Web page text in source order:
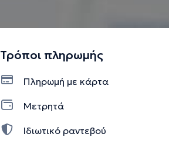
Τρόποι πληρωμής
Πληρωμή με κάρτα
Μετρητά
Ιδιωτικό ραντεβού